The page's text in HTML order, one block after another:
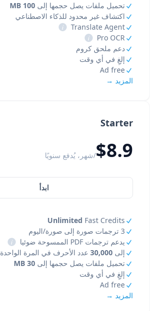
Starter
$8.9/شهر، يُدفع سنويًا
ابدأ
Unlimited Fast Credits
3 ترجمات صورة إلى صورة/اليوم
يدعم ترجمات PDF الممسوحة ضوئيا
i
إلى 30,000 عدد الأحرف في المرة الواحدة
تحميل ملفات يصل حجمها إلى 30 MB
إلغِ في أي وقت
Ad free
المزيد →
تحميل ملفات يصل حجمها إلى 100 MB
اكتشاف غير محدود للذكاء الاصطناعي
Translate Agent
i
Pro OCR
i
دعم ملحق كروم
إلغِ في أي وقت
Ad free
المزيد →